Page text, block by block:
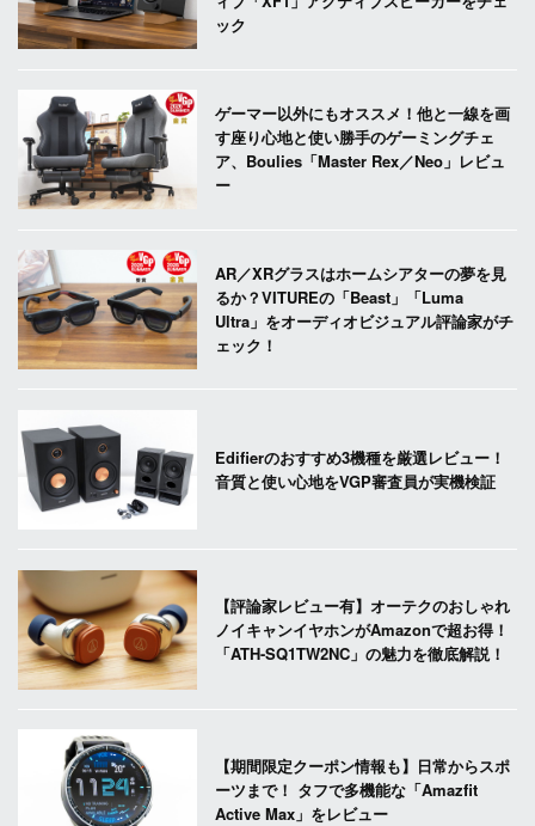
ック
ゲーマー以外にもオススメ！他と一線を画
す座り心地と使い勝手のゲーミングチェ
ア、Boulies「Master Rex／Neo」レビュ
ー
AR／XRグラスはホームシアターの夢を見
るか？VITUREの「Beast」「Luma
Ultra」をオーディオビジュアル評論家がチ
ェック！
Edifierのおすすめ3機種を厳選レビュー！
音質と使い心地をVGP審査員が実機検証
【評論家レビュー有】オーテクのおしゃれ
ノイキャンイヤホンがAmazonで超お得！
「ATH-SQ1TW2NC」の魅力を徹底解説！
【期間限定クーポン情報も】日常からスポ
ーツまで！ タフで多機能な「Amazfit
Active Max」をレビュー